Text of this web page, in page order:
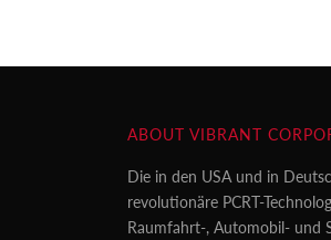
ABOUT VIBRANT
Die in den USA und in
revolutionäre PCRT-
Raumfahrt-, Automobil- und